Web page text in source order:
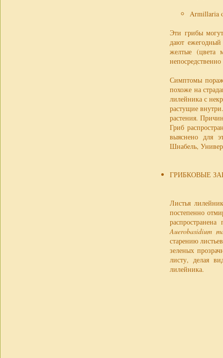
Armillaria
Эти грибы
дают
желтые (цвета
Симптомы
похоже на
лилейника с
растущие
растения.
Гриб
выяснено для
Шнабель,
ГРИБКОВЫЕ
Листья
постепенно
Auerobasidium
старению
зеленых
листу, делая
лилейника.